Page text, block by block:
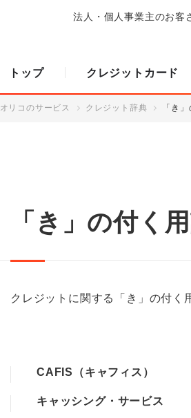
法人・個人事業主のお客
トップ クレジットカード
オリコのサービス クレジット辞典 「き
「き」の付く
クレジットに関する「き」の付く
CAFIS（キャフィス）
キャッシング・サービス